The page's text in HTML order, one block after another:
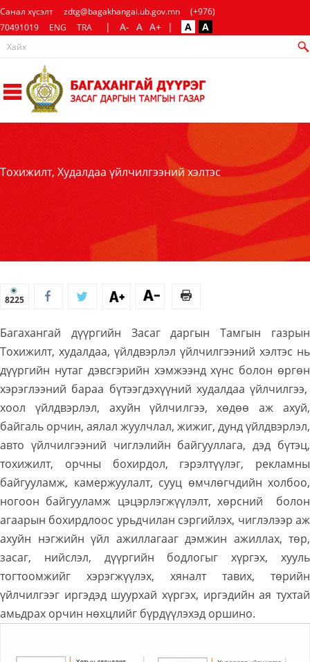
Санал хүсэлт zdtg@bagakhangai.ub.gov.mn
(+976)
70491019
ENG TRA | A- A A+ | A A
Тохижилт, Худалдаа үйлчилгээний хэлтэс
8225
Багахангай дүүргийн Засаг даргын Тамгын газрын
Тохижилт, худалдаа, үйлдвэрлэл үйлчилгээний хэлтэс нь
дүүргийн нутаг дэвсгэрийн хэмжээнд хүнс болон өргөн
хэрэглээний бараа бүтээгдэхүүний худалдаа үйлчилгээ,
хоол үйлдвэрлэл, ахуйн үйлчилгээ, хөдөө аж ахуй,
байгаль орчин, аялал жуулчлал, жижиг, дунд үйлдвэрлэл,
авто үйлчилгээний чиглэлийн байгууллага, дэд бүтэц,
тохижилт, орчны бохирдол, гэрэлтүүлэг, рекламны
байгууламж, камержуулалт, сууц өмчлөгчдийн холбоо,
ногоон байгууламж цэцэрлэгжүүлэлт, хөрсний болон
агаарын бохирдлоос урьдчилан сэргийлэх, чиглэлээр аж
ахуйн нэгжийн үйл ажиллагааг дэмжин ажиллах, төр,
засаг, нийслэл, дүүргийн бодлогыг хүргэх, хууль
тогтоомжийг хэрэгжүүлэх, хяналт тавих, төрийн
үйлчилгээг иргэдэд шуурхай хүргэх, иргэдийн ая тухтай
амьдрах орчин нөхцлийг бүрдүүлэхэд оршино.